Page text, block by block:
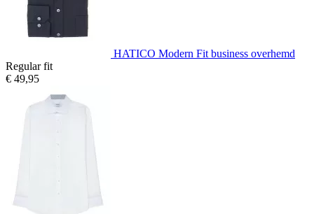
HATICO Modern Fit business overhemd
Regular fit
€ 49,95